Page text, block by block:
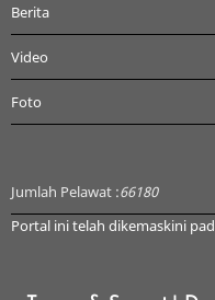
Berita
Video
Foto
Jumlah Pelawat :66180
Portal ini telah dikemaskini